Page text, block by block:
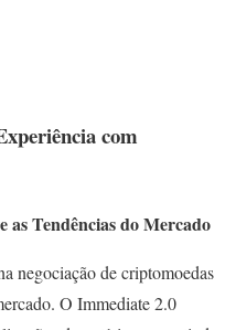
com
Tendências do Mercado
negociação de criptomoedas
O Immediate 2.0